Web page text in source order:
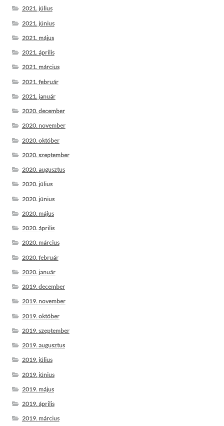
2021. július
2021. június
2021. május
2021. április
2021. március
2021. február
2021. január
2020. december
2020. november
2020. október
2020. szeptember
2020. augusztus
2020. július
2020. június
2020. május
2020. április
2020. március
2020. február
2020. január
2019. december
2019. november
2019. október
2019. szeptember
2019. augusztus
2019. július
2019. június
2019. május
2019. április
2019. március